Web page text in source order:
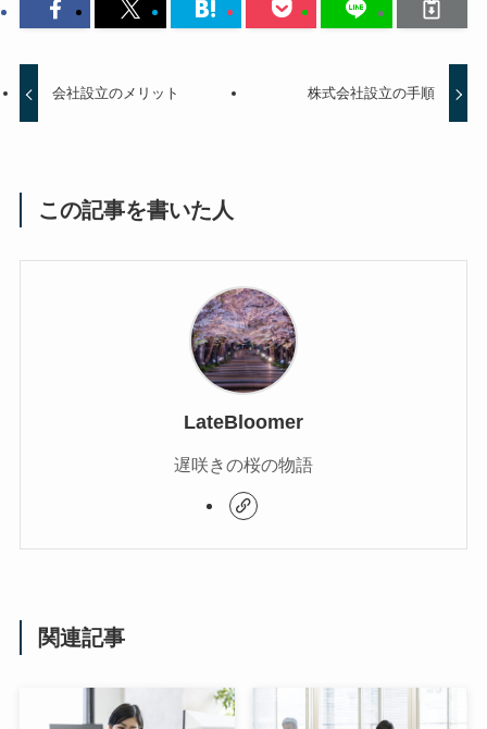
会社設立のメリット 株式会社設立の手順
この記事を書いた人
LateBloomer
遅咲きの桜の物語
関連記事